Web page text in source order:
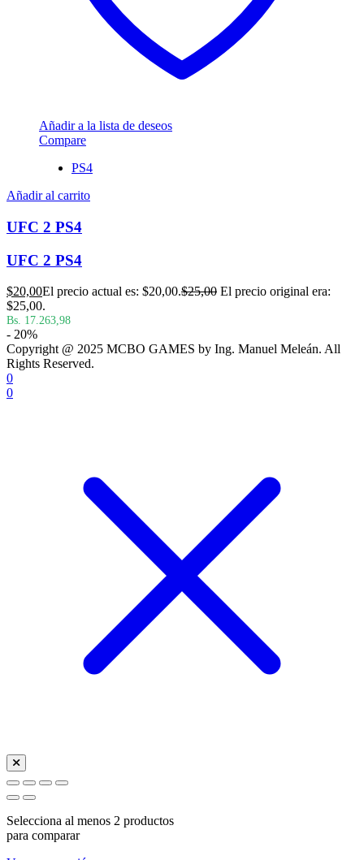
Añadir a la lista de deseos
Compare
PS4
Añadir al carrito
UFC 2 PS4
UFC 2 PS4
$20,00El precio actual es: $20,00.$25,00 El precio original era:
$25,00.
Bs. 17.263,98
- 20%
Copyright @ 2025 MCBO GAMES by Ing. Manuel Meleán. All
Rights Reserved.
0
0
Selecciona al menos 2 productos
para comparar